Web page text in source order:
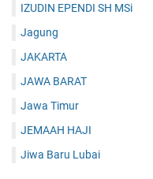
IZUDIN EPENDI SH MSi
Jagung
JAKARTA
JAWA BARAT
Jawa Timur
JEMAAH HAJI
Jiwa Baru Lubai